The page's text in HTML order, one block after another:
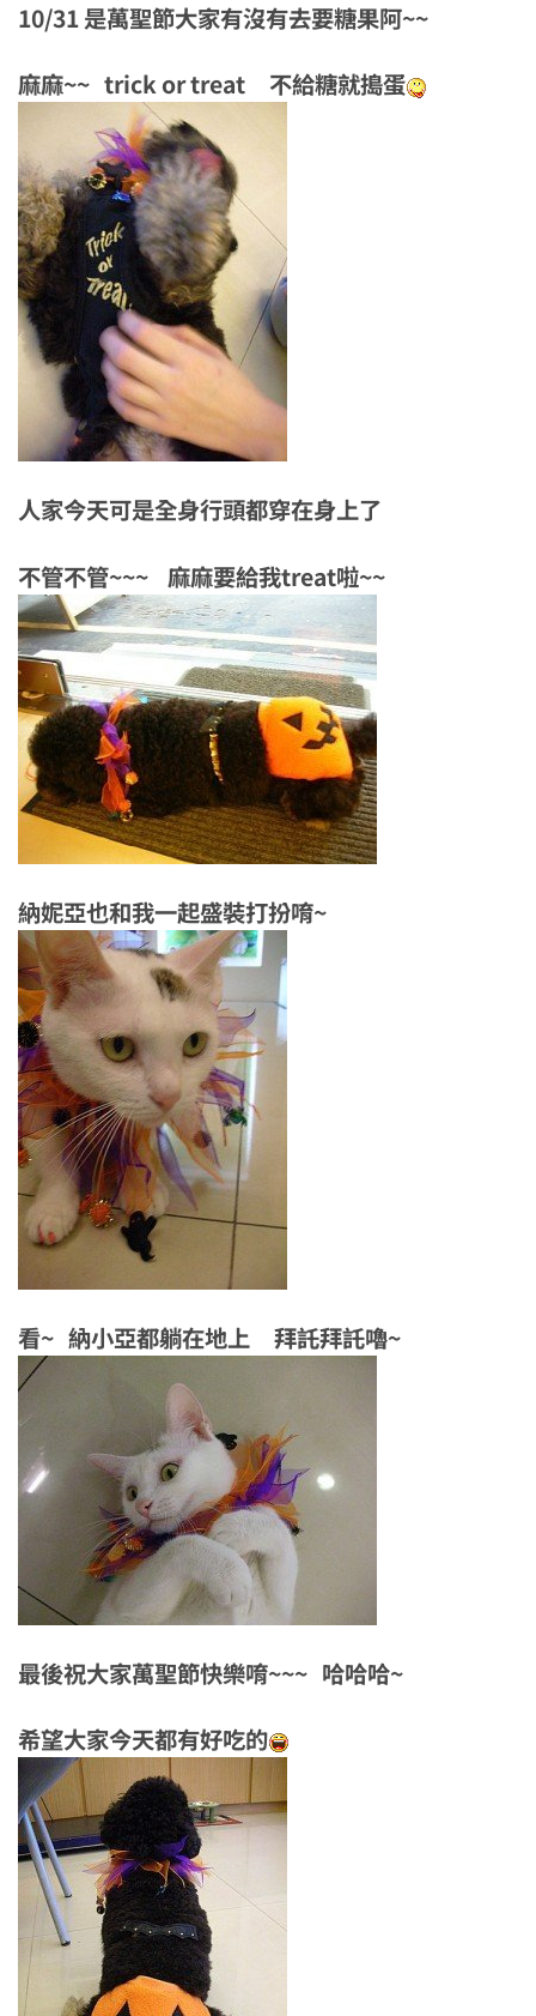
10/31 是萬聖節大家有沒有去要糖果阿~~
麻麻~~ trick or treat 不給糖就搗蛋
人家今天可是全身行頭都穿在身上了
不管不管~~~ 麻麻要給我treat啦~~
納妮亞也和我一起盛裝打扮唷~
看~ 納小亞都躺在地上 拜託拜託嚕~
最後祝大家萬聖節快樂唷~~~ 哈哈哈~
希望大家今天都有好吃的